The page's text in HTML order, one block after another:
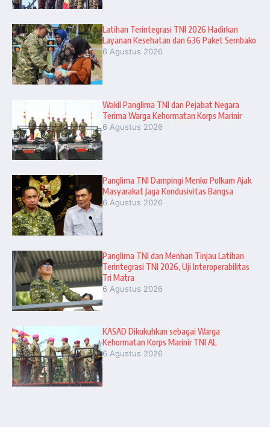
Latihan Terintegrasi TNI 2026 Hadirkan
Layanan Kesehatan dan 636 Paket Sembako
6 Agustus 2026
Wakil Panglima TNI dan Pejabat Negara
Terima Warga Kehormatan Korps Marinir
6 Agustus 2026
Panglima TNI Dampingi Menko Polkam Ajak
Masyarakat Jaga Kondusivitas Bangsa
6 Agustus 2026
Panglima TNI dan Menhan Tinjau Latihan
Terintegrasi TNI 2026, Uji Interoperabilitas
Tri Matra
6 Agustus 2026
KASAD Dikukuhkan sebagai Warga
Kehormatan Korps Marinir TNI AL
6 Agustus 2026